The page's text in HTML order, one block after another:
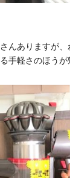
んありますが、
手軽さのほうが